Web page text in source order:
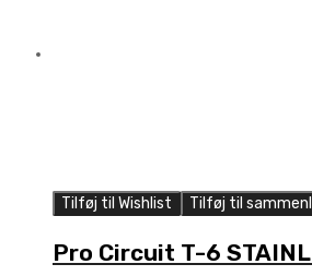
Tilføj til Wishlist Tilføj til
Pro Circuit T-6